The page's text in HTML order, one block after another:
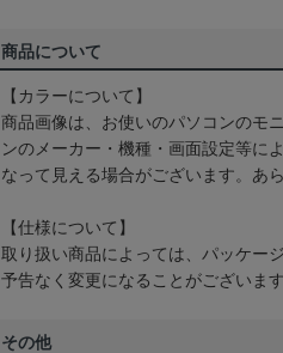
商品について
【カラーについて】
商品画像は、お使いのパソコンのモ
ンのメーカー・機種・画面設定等に
なって見える場合がございます。あ
【仕様について】
取り扱い商品によっては、パッケー
予告なく変更になることがございます
その他